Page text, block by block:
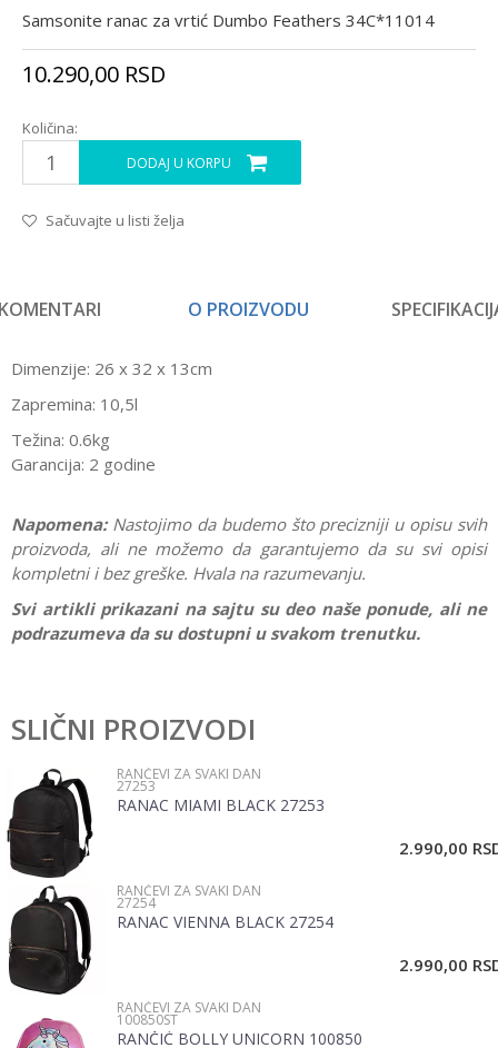
Samsonite ranac za vrtić Dumbo Feathers 34C*11014
10.290,00 RSD
Količina:
DODAJ U KORPU
Sačuvajte u listi želja
O PROIZVODU
Dimenzije: 26 x 32 x 13cm
Zapremina: 10,5l
Težina: 0.6kg
Garancija: 2 godine
Napomena: Nastojimo da budemo što precizniji u opisu svih
proizvoda, ali ne možemo da garantujemo da su svi opisi
kompletni i bez greške. Hvala na razumevanju.
Svi artikli prikazani na sajtu su deo naše ponude, ali ne
podrazumeva da su dostupni u svakom trenutku.
Brend
Ime/Nadimak
Email
Poruka
SLIČNI PROIZVODI
RANČEVI ZA SVAKI DAN
27253
RANAC MIAMI BLACK 27253
2.990,00
RANČEVI ZA SVAKI DAN
27254
RANAC VIENNA BLACK 27254
2.990,00
RANČEVI ZA SVAKI DAN
100850ST
RANČIĆ BOLLY UNICORN 100850